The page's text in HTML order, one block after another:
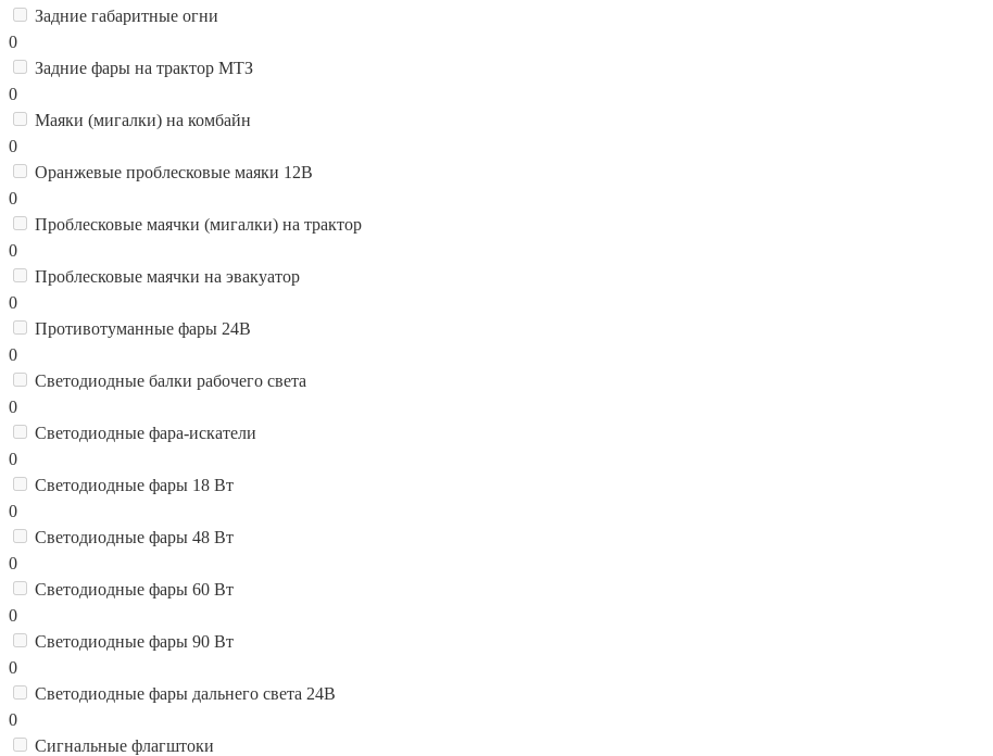
Задние габаритные огни
0
Задние фары на трактор МТЗ
0
Маяки (мигалки) на комбайн
0
Оранжевые проблесковые маяки 12В
0
Проблесковые маячки (мигалки) на трактор
0
Проблесковые маячки на эвакуатор
0
Противотуманные фары 24В
0
Светодиодные балки рабочего света
0
Светодиодные фара-искатели
0
Светодиодные фары 18 Вт
0
Светодиодные фары 48 Вт
0
Светодиодные фары 60 Вт
0
Светодиодные фары 90 Вт
0
Светодиодные фары дальнего света 24В
0
Сигнальные флагштоки